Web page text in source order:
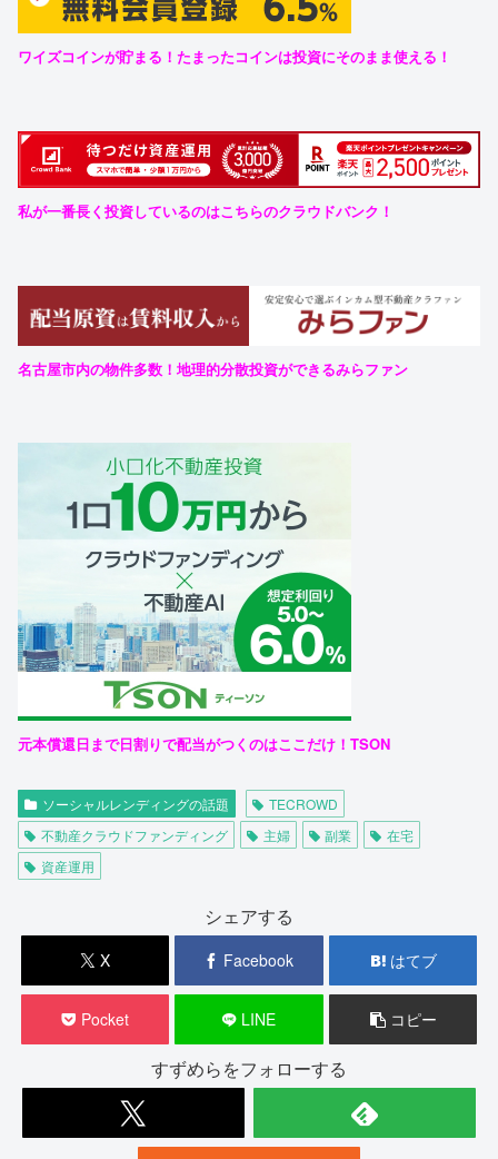
ワイズコインが貯まる！たまったコインは投資にそのまま使える！
私が一番長く投資しているのはこちらのクラウドバンク！
名古屋市内の物件多数！地理的分散投資ができるみらファン
元本償還日まで日割りで配当がつくのはここだけ！TSON
ソーシャルレンディングの話題
TECROWD
不動産クラウドファンディング
主婦 副業
在宅
資産運用
シェアする
X Facebook はてブ
Pocket LINE コピー
すずめらをフォローする